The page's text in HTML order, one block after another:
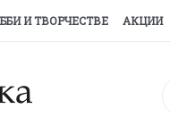
И ТВОРЧЕСТВЕ АКЦИИ